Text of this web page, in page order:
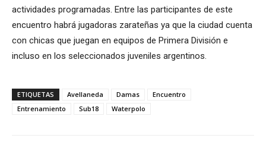
actividades programadas. Entre las participantes de este
encuentro habrá jugadoras zarateñas ya que la ciudad cuenta
con chicas que juegan en equipos de Primera División e
incluso en los seleccionados juveniles argentinos.
ETIQUETAS Avellaneda Damas
Encuentro
Entrenamiento
Sub18 Waterpolo